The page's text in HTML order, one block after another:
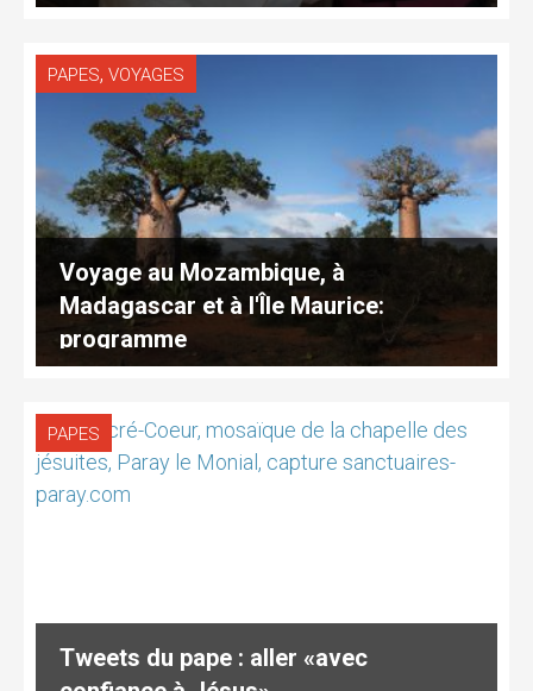
PAPES, VOYAGES
Voyage au Mozambique, à
Madagascar et à l'Île Maurice:
programme
PAPES
Tweets du pape : aller «avec